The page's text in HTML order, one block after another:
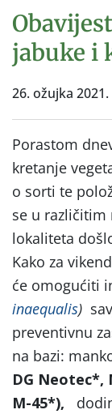
jabuke i
26. ožujka 2021.
Porastom
kretanje
o sorti te
se u različitim
lokaliteta
Kako za
će omogućiti
inaequalis)
preventivnu
na bazi:
DG Neotec*,
M-45*),